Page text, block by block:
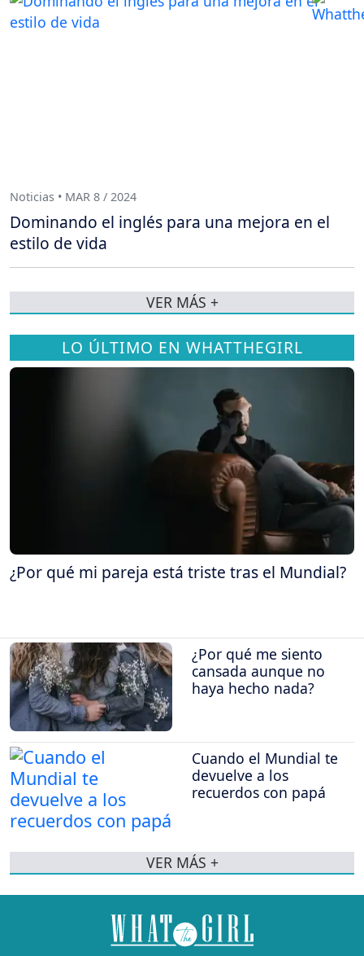
LO ÚLTIMO EN WHATTHEGIRL
¿Por qué mi pareja está triste tras el Mundial?
¿Por qué me siento
cansada aunque no
haya hecho nada?
Cuando el Mundial te
devuelve a los
recuerdos con papá
VER MÁS +
Noticias • MAR 8 / 2024
Dominando el inglés para una mejora en el
estilo de vida
VER MÁS +